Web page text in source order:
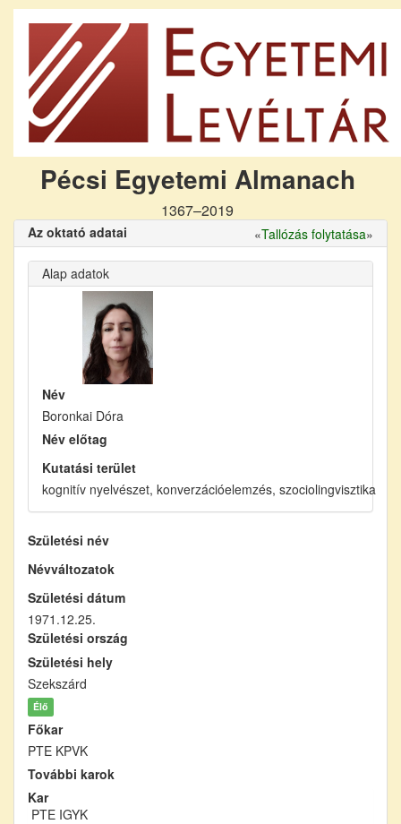
Pécsi Egyetemi Almanach
1367–2019
Az oktató adatai «Tallózás folytatása»
Alap adatok
Név
Boronkai Dóra
Név előtag
Kutatási terület
kognitív nyelvészet, konverzációelemzés, szociolingvisztika
Születési név
Névváltozatok
Születési dátum
1971.12.25.
Születési ország
Születési hely
Szekszárd
Élő
Főkar
PTE KPVK
További karok
Kar
PTE IGYK